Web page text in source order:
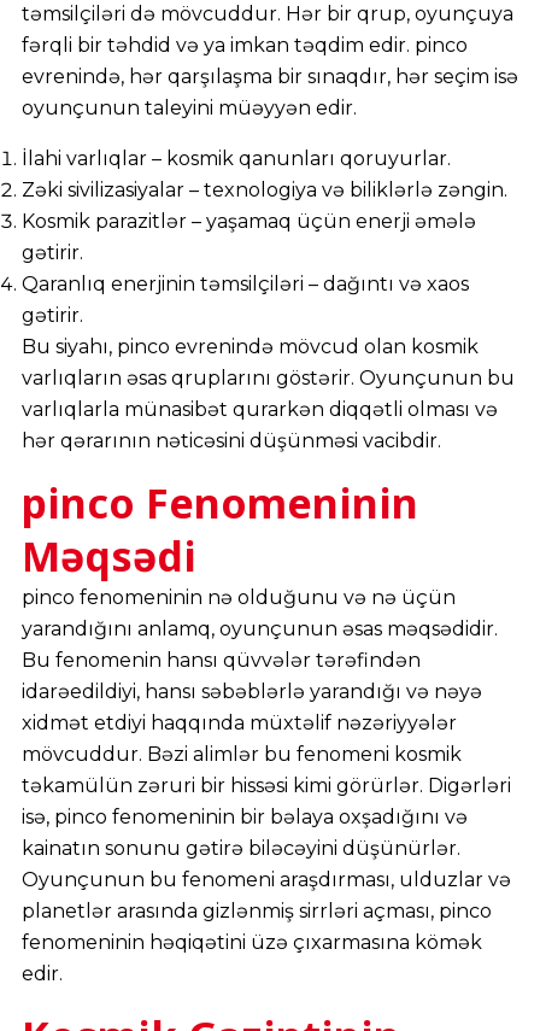
təmsilçiləri də mövcuddur. Hər bir qrup, oyunçuya
fərqli bir təhdid və ya imkan təqdim edir. pinco
evrenində, hər qarşılaşma bir sınaqdır, hər seçim isə
oyunçunun taleyini müəyyən edir.
İlahi varlıqlar – kosmik qanunları qoruyurlar.
Zəki sivilizasiyalar – texnologiya və biliklərlə zəngin.
Kosmik parazitlər – yaşamaq üçün enerji əmələ
gətirir.
Qaranlıq enerjinin təmsilçiləri – dağıntı və xaos
gətirir.
Bu siyahı, pinco evrenində mövcud olan kosmik
varlıqların əsas qruplarını göstərir. Oyunçunun bu
varlıqlarla münasibət qurarkən diqqətli olması və
hər qərarının nəticəsini düşünməsi vacibdir.
pinco Fenomeninin
Məqsədi
pinco fenomeninin nə olduğunu və nə üçün
yarandığını anlamq, oyunçunun əsas məqsədidir.
Bu fenomenin hansı qüvvələr tərəfindən
idarəedildiyi, hansı səbəblərlə yarandığı və nəyə
xidmət etdiyi haqqında müxtəlif nəzəriyyələr
mövcuddur. Bəzi alimlər bu fenomeni kosmik
təkamülün zəruri bir hissəsi kimi görürlər. Digərləri
isə, pinco fenomeninin bir bəlaya oxşadığını və
kainatın sonunu gətirə biləcəyini düşünürlər.
Oyunçunun bu fenomeni araşdırması, ulduzlar və
planetlər arasında gizlənmiş sirrləri açması, pinco
fenomeninin həqiqətini üzə çıxarmasına kömək
edir.